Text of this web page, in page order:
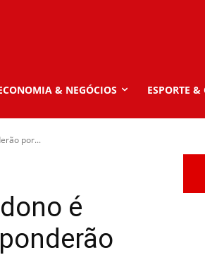
& NEGÓCIOS ESPORTE
por...
é